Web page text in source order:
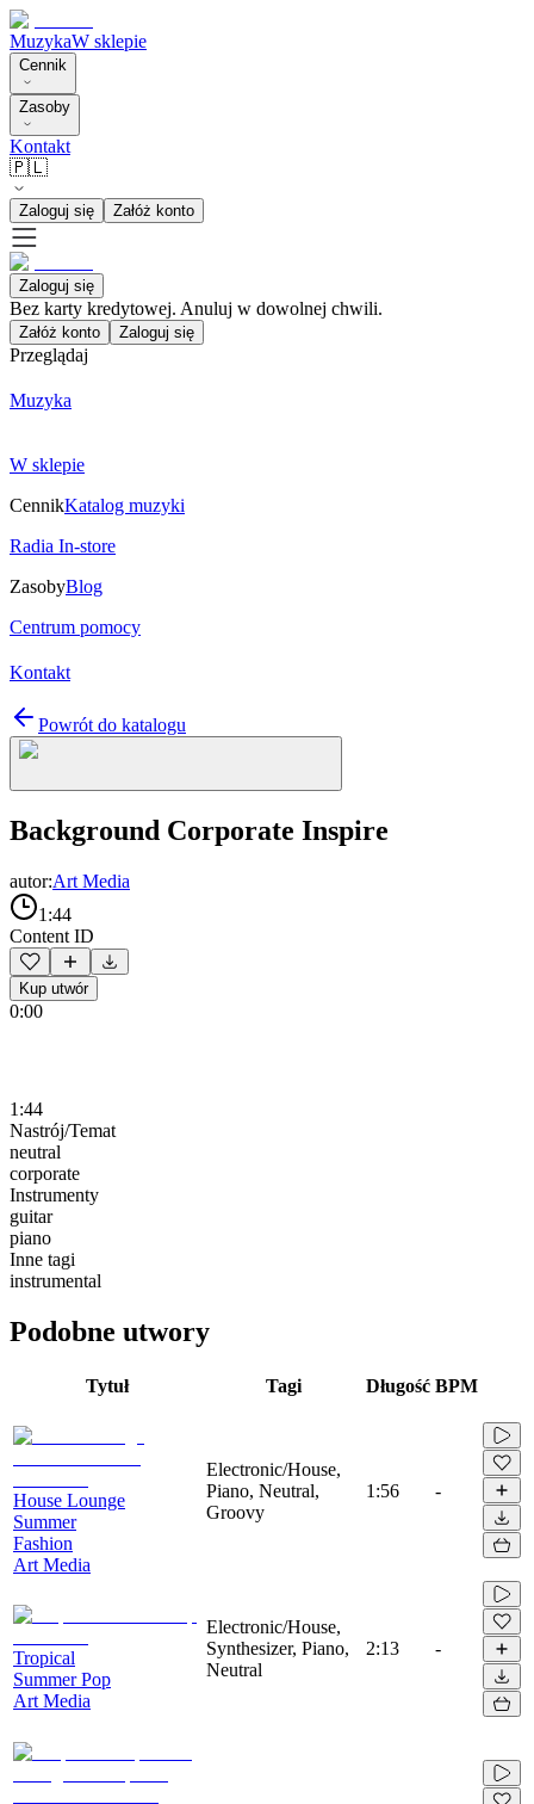
MuzykaW sklepie
Cennik
Zasoby
Kontakt
🇵🇱
Zaloguj się Załóż konto
Zaloguj się
Bez karty kredytowej. Anuluj w dowolnej chwili.
Załóż konto Zaloguj się
Przeglądaj
Muzyka
W sklepie
CennikKatalog muzyki
Radia In-store
ZasobyBlog
Centrum pomocy
Kontakt
Powrót do katalogu
Background Corporate Inspire
autor:Art Media
1:44
Content ID
Kup utwór
0:00
1:44
Nastrój/Temat
neutral
corporate
Instrumenty
guitar
piano
Inne tagi
instrumental
Podobne utwory
Tytuł Tagi Długość BPM
House Lounge
Summer
Fashion
Art Media
Electronic/House,
Piano, Neutral,
Groovy
1:56 -
Tropical
Summer Pop
Art Media
Electronic/House,
Synthesizer, Piano,
Neutral
2:13 -